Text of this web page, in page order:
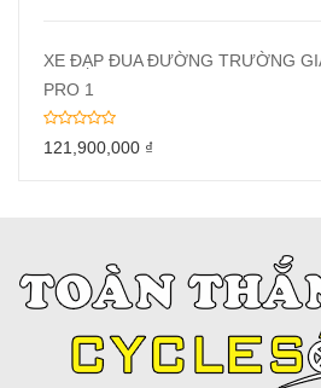
XE ĐẠP ĐUA ĐƯỜNG TRƯỜNG
PRO 1
121,900,000 ₫